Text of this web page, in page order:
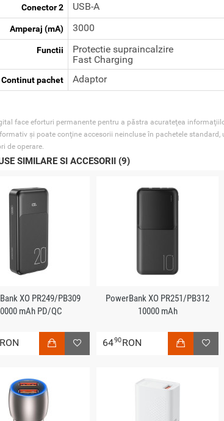
Conector 2 USB-A
Amperaj (mA) 3000
Functii
Protectie supraincalzire
Fast Charging
Continut pachet Adaptor
face eforturi permanente pentru a păstra acurateţea
şi poate conţine accesorii neincluse în pachetele
de operare.
SIMILARE SI ACCESORII (9)
XO PR249/PB309
mAh PD/QC
RON
PowerBank XO PR251/PB312
10000 mAh
6490RON